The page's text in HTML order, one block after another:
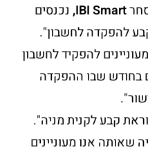
IBI Smart, נכנסים
להפקדה לחשבון".
להפקיד לחשבון
בחודש שבו ההפקדה
שאותה אנו מעוניינים